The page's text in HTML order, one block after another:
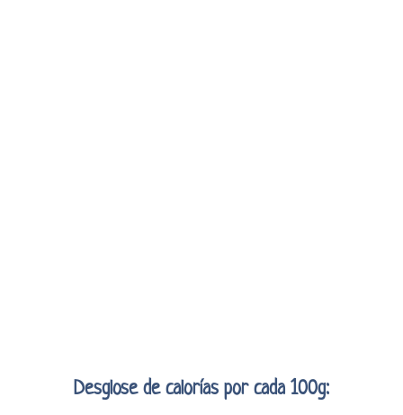
Desglose de calorías por cada 100g: